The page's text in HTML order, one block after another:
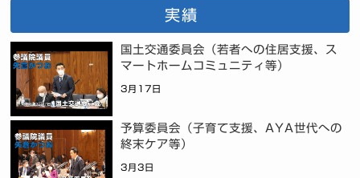
実績
国土交通委員会（若者への住居支援、ス
マートホームコミュニティ等）
3月17日
予算委員会（子育て支援、AYA世代への
終末ケア等）
3月3日